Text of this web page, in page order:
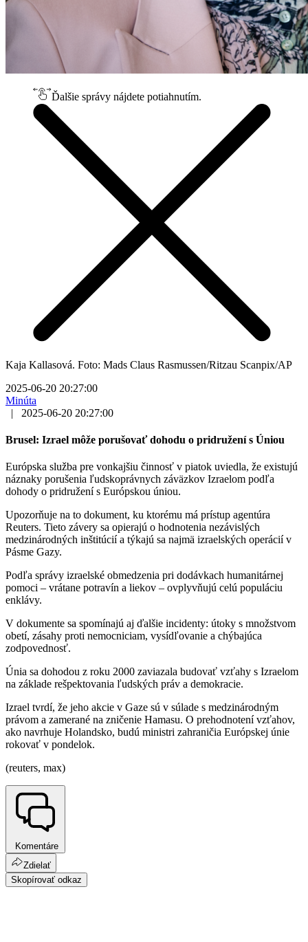
Ďalšie správy nájdete potiahnutím.
Kaja Kallasová. Foto: Mads Claus Rasmussen/Ritzau Scanpix/AP
2025-06-20 20:27:00
Minúta
|
2025-06-20 20:27:00
Brusel: Izrael môže porušovať dohodu o pridružení s Úniou
Európska služba pre vonkajšiu činnosť v piatok uviedla, že existujú
náznaky porušenia ľudskoprávnych záväzkov Izraelom podľa
dohody o pridružení s Európskou úniou.
Upozorňuje na to dokument, ku ktorému má prístup agentúra
Reuters. Tieto závery sa opierajú o hodnotenia nezávislých
medzinárodných inštitúcií a týkajú sa najmä izraelských operácií v
Pásme Gazy.
Podľa správy izraelské obmedzenia pri dodávkach humanitárnej
pomoci – vrátane potravín a liekov – ovplyvňujú celú populáciu
enklávy.
V dokumente sa spomínajú aj ďalšie incidenty: útoky s množstvom
obetí, zásahy proti nemocniciam, vysídľovanie a chýbajúca
zodpovednosť.
Únia sa dohodou z roku 2000 zaviazala budovať vzťahy s Izraelom
na základe rešpektovania ľudských práv a demokracie.
Izrael tvrdí, že jeho akcie v Gaze sú v súlade s medzinárodným
právom a zamerané na zničenie Hamasu. O prehodnotení vzťahov,
ako navrhuje Holandsko, budú ministri zahraničia Európskej únie
rokovať v pondelok.
(reuters, max)
Komentáre
Zdielať
Skopírovať odkaz